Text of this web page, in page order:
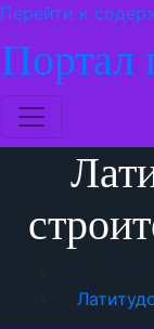
Перейти к
Портал